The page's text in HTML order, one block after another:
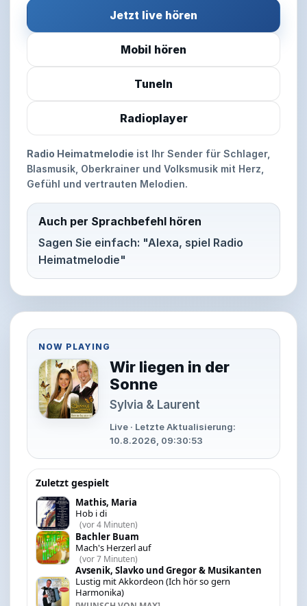
Jetzt live hören
Mobil hören
TuneIn
Radioplayer
Radio Heimatmelodie ist Ihr Sender für Schlager,
Blasmusik, Oberkrainer und Volksmusik mit Herz,
Gefühl und vertrauten Melodien.
Auch per Sprachbefehl hören
Sagen Sie einfach: "Alexa, spiel Radio
Heimatmelodie"
NOW PLAYING
Wir liegen in der
Sonne
Sylvia & Laurent
Live · Letzte Aktualisierung:
10.8.2026, 09:30:53